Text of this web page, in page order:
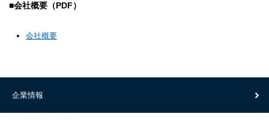
会社概要（PDF）
会社概要
企業情報